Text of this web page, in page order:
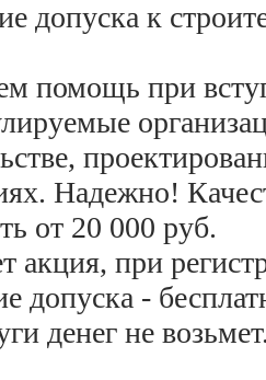
допуска к
помощь при
Надежно!
от 20 000 руб.
акция, при
допуска -
денег не